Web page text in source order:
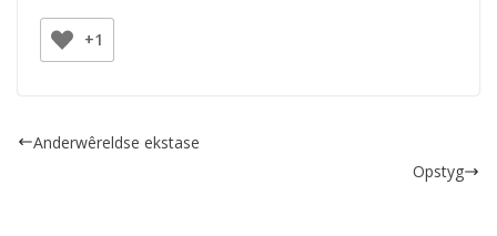
+1
Anderwêreldse ekstase
Opstyg